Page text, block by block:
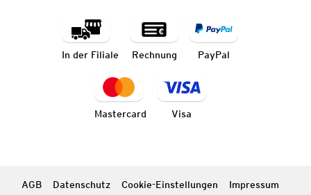
In der Filiale Rechnung PayPal
Mastercard Visa
AGB Datenschutz Cookie-Einstellungen Impressum